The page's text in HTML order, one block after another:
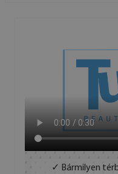
✓ Bármilyen